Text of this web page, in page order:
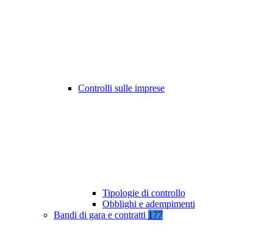
Controlli sulle imprese
Tipologie di controllo
Obblighi e adempimenti
Bandi di gara e contratti 177